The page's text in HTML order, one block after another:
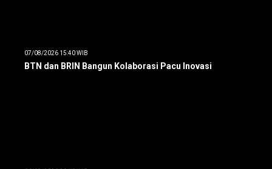
07/08/2026 15:40 WIB
BTN dan BRIN Bangun Kolaborasi Pacu Inovasi